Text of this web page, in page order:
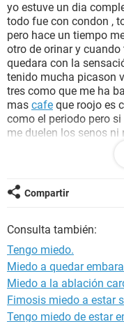
BIENESTAR
SEXUALIDAD
GLOSARIO
yo estuve un dia
todo fue con condon ,
pero hace un tiempo
otro de orinar y
quedara con la
tenido mucha picason
tres como que me ha
mas cafe que roojo es
como el periodo pero
me duelen los senos ni
padres que ya no soy
Compartir
Consulta también:
Tengo miedo.
Miedo a quedar
Miedo a la ablación
Fimosis miedo a estar
Tengo miedo de estar